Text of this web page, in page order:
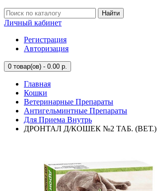
Найти
Личный кабинет
Регистрация
Авторизация
0 товар(ов) - 0.00 р.
Главная
Кошки
Ветеринарные Препараты
Антигельминтные Препараты
Для Приема Внутрь
ДРОНТАЛ Д/КОШЕК №2 ТАБ. (ВЕТ.)